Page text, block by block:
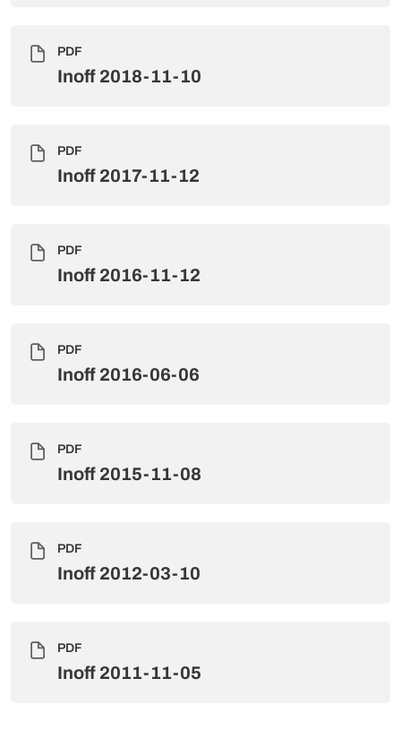
PDF
Inoff 2018-11-10
PDF
Inoff 2017-11-12
PDF
Inoff 2016-11-12
PDF
Inoff 2016-06-06
PDF
Inoff 2015-11-08
PDF
Inoff 2012-03-10
PDF
Inoff 2011-11-05